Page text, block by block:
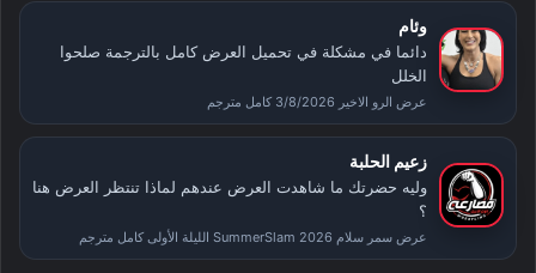
وئام
دائما في مشكلة في تحميل العرض كامل بالترجمة صلحوا
الخلل
عرض الرو الاخير 3/8/2026 كامل مترجم
زعيم الحلبة
وليه حضرتك ما شاهدت العرض عندهم لماذا تنتظر العرض هنا
؟
عرض سمر سلام SummerSlam 2026 الليلة الأولى كامل مترجم